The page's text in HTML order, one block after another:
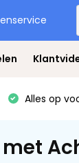
Alles op